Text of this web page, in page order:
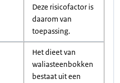
Deze risicofactor is
daarom van
toepassing.
Het dieet van
waliasteenbokken
bestaat uit een